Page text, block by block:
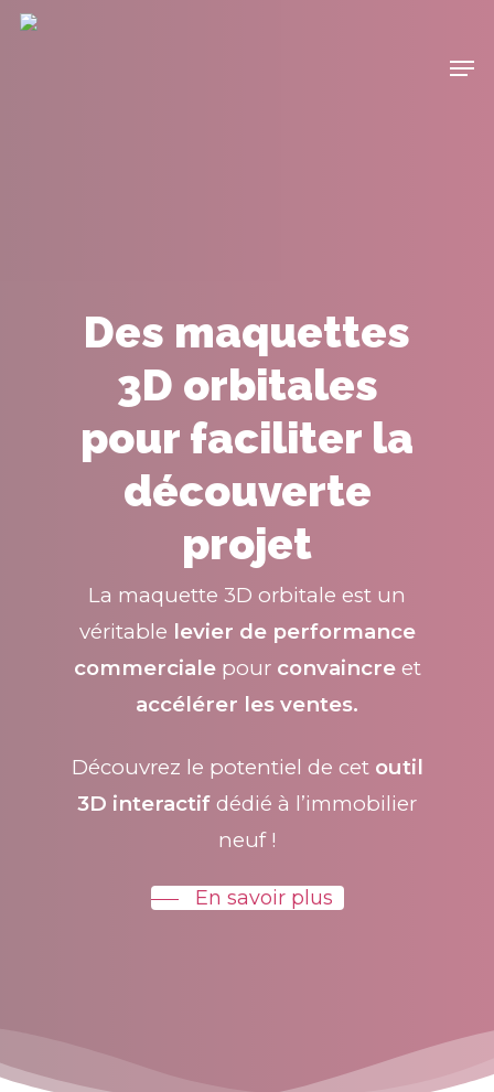
Des maquettes
3D orbitales
pour faciliter la
découverte
projet
La maquette 3D orbitale est un
véritable levier de performance
commerciale pour convaincreet
accélérer les ventes.
Découvrez le potentiel de cet outil
3D interactif dédié à l’immobilier
neuf !
En savoir plus